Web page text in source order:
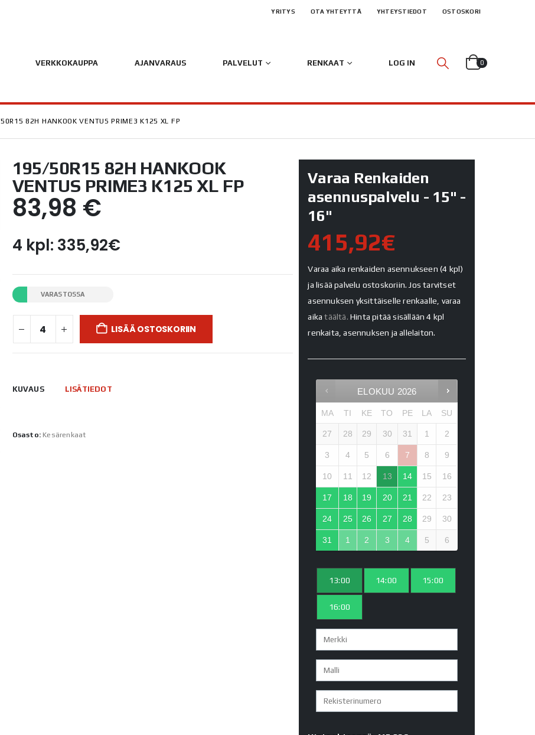
YRITYS OTA YHTEYTTÄ YHTEYSTIEDOT OSTOSKORI
VERKKOKAUPPA AJANVARAUS PALVELUT RENKAAT LOG IN 0
82H HANKOOK VENTUS PRIME3 K125 XL FP
195/50R15 82H HANKOOK
VENTUS PRIME3 K125 XL FP
83,98 €
4 kpl: 335,92€
VARASTOSSA
LISÄÄ OSTOSKORIIN
KUVAUS LISÄTIEDOT
Osasto: Kesärenkaat
Varaa Renkaiden
asennuspalvelu - 15" -
16"
415,92€
Varaa aika renkaiden asennukseen (4 kpl)
ja lisää palvelu ostoskoriin. Jos tarvitset
asennuksen yksittäiselle renkaalle, varaa
aikatäältä. Hinta pitää sisällään 4 kpl
renkaita, asennuksen ja allelaiton.
ELOKUU 2026
MA TI KE TO PE LA SU
27 28 29 30 31 1 2
3 4 5 6 7 8 9
10 11 12 13 14 15 16
17 18 19 20 21 22 23
24 25 26 27 28 29 30
31 1 2 3 4 5 6
13:00 14:00 15:00
16:00